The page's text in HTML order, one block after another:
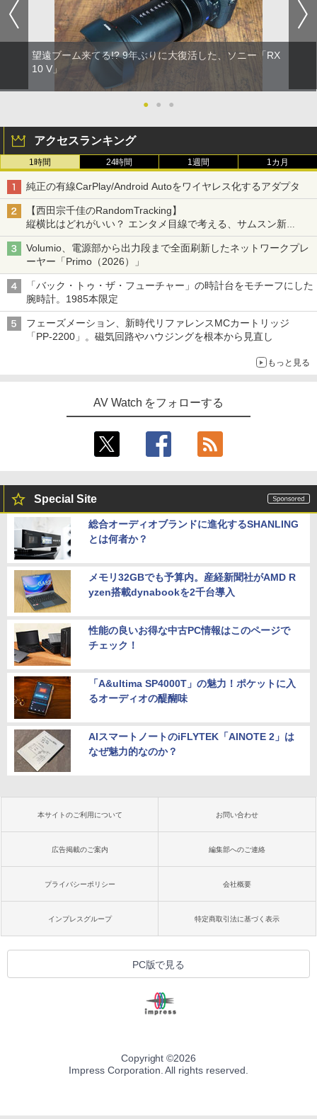
望遠ブーム来てる!? 9年ぶりに大復活した、ソニー「RX
10 V」
● ● ●
アクセスランキング
1時間 24時間 1週間 1カ月
純正の有線CarPlay/Android Autoをワイヤレス化するアダプタ
【西田宗千佳のRandomTracking】
縦横比はどれがいい？ エンタメ目線で考える、サムスン新
「Galaxy Z Fold」
Volumio、電源部から出力段まで全面刷新したネットワークプレ
ーヤー「Primo（2026）」
「バック・トゥ・ザ・フューチャー」の時計台をモチーフにした
腕時計。1985本限定
フェーズメーション、新時代リファレンスMCカートリッジ
「PP-2200」。磁気回路やハウジングを根本から見直し
もっと見る
AV Watch をフォローする
Special Site
総合オーディオブランドに進化するSHANLING
とは何者か？
メモリ32GBでも予算内。産経新聞社がAMD R
yzen搭載dynabookを2千台導入
性能の良いお得な中古PC情報はこのページで
チェック！
「A&ultima SP4000T」の魅力！ポケットに入
るオーディオの醍醐味
AIスマートノートのiFLYTEK「AINOTE 2」は
なぜ魅力的なのか？
本サイトのご利用について お問い合わせ
広告掲載のご案内 編集部へのご連絡
プライバシーポリシー 会社概要
インプレスグループ 特定商取引法に基づく表示
PC版で見る
Copyright ©2026
Impress Corporation. All rights reserved.